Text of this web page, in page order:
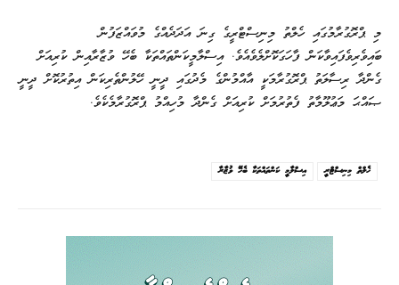
މި ޕްރޮގުރާމުގައި ހެލްތު މިނިސްޓްރީގެ ގިނަ އަދަދެއްގެ މުވައްޒަފުން
ބައިވެރިވެފައިވާކަން ފާހަގަކޮށްލެވެއެވެ. އިސްލާމީކަންތައްތަކާ ބެހޭ ވުޒާރާއިން ކުރިއަށް
ގެންދާ ރިސާލަތު ޕްރޮގުރާމަކީ އާއްމުންގެ މެދުގައި ދީނީ ހޭލުންތެރިކަން އިތުރުކޮށް ދީނީ
ޞައްޙަ މަޢުލޫމާތު ފެތުރުމަށް ކުރިއަށް ގެންދާ މުހިއްމު ޕްރޮގުރާމެކެވެ.
ހެލްތް މިނިސްޓްރީ އިސްލާމީ ކަންތައްތަކާ ބެހޭ ވުޒާރާ